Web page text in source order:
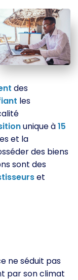
des
les
unique à15
et la
des biens
sont des
et
ne séduit pas
par son climat